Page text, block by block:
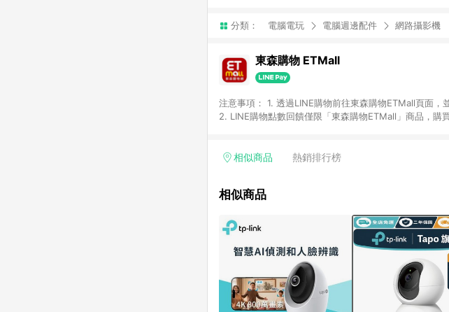
分類： 電腦電玩 電腦週邊配件 網路攝影機
東森購物 ETMall
注意事項： 1. 透過LINE購物前往東森購物ETMall頁面，
2. LINE購物點數回饋僅限「東森購物ETMall」商品，購
「草莓網」全館商品。 4. 如取消訂單、退貨、退款或購
面顯示為準。 7. LINE購物設有「單一商品最高回饋點數
品資料更新會有時間差，如顯示之商品規格、顏色、價
準。 9. 若有贈點爭議，請務必於訂單日期+180天以內
贈點回饋。 10. 部分點數紅包僅限指定商品使用，或不
紅包頁面規則為準。
相似商品 熱銷排行榜
相似商品